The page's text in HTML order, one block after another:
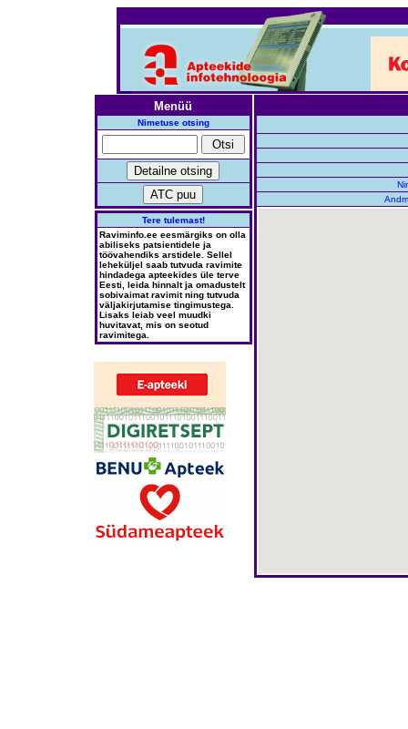
Menüü
Nimetuse otsing
Tere tulemast!
Raviminfo.ee eesmärgiks on olla
abiliseks patsientidele ja
töövahendiks arstidele. Sellel
leheküljel saab tutvuda ravimite
hindadega apteekides üle terve
Eesti, leida hinnalt ja omadustelt
sobivaimat ravimit ning tutvuda
väljakirjutamise tingimustega.
Lisaks leiab veel muudki
huvitavat, mis on seotud
ravimitega.